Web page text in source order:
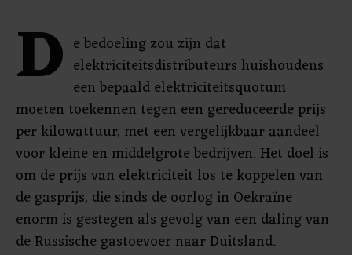
D e bedoeling zou zijn dat
elektriciteitsdistributeurs huishoudens
een bepaald elektriciteitsquotum
moeten toekennen tegen een gereduceerde prijs
per kilowattuur, met een vergelijkbaar aandeel
voor kleine en middelgrote bedrijven. Het doel is
om de prijs van elektriciteit los te koppelen van
de gasprijs, die sinds de oorlog in Oekraïne
enorm is gestegen als gevolg van een daling van
de Russische gastoevoer naar Duitsland.